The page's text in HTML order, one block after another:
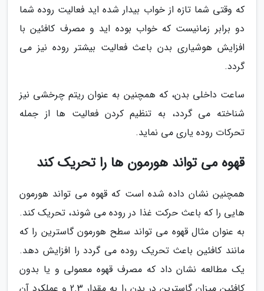
که وقتی شما تازه از خواب بیدار شده اید فعالیت روده شما
دو برابر زمانیست که خواب بوده اید و مصرف کافئین با
افزایش هوشیاری بدن باعث فعالیت بیشتر روده نیز می
گردد.
ساعت داخلی بدن، که همچنین به عنوان ریتم چرخشی نیز
شناخته می گردد، به تنظیم کردن فعالیت ها از جمله
تحرکات روده یاری می نماید.
قهوه می تواند هورمون ها را تحریک کند
همچنین نشان داده شده است که قهوه می تواند هورمون
هایی را که باعث حرکت غذا در روده می شوند، تحریک کند.
به عنوان مثال قهوه می تواند سطح هورمون گاسترین را که
مانند کافئین باعث تحریک روده می گردد را افزایش دهد.
یک مطالعه نشان داد که مصرف قهوه معمولی و یا بدون